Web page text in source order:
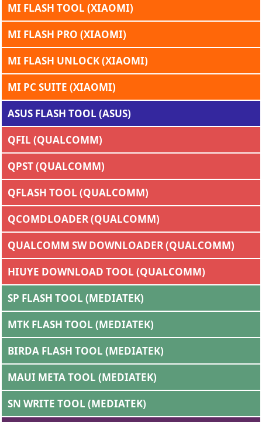
MI FLASH TOOL (XIAOMI)
MI FLASH PRO (XIAOMI)
MI FLASH UNLOCK (XIAOMI)
MI PC SUITE (XIAOMI)
ASUS FLASH TOOL (ASUS)
QFIL (QUALCOMM)
QPST (QUALCOMM)
QFLASH TOOL (QUALCOMM)
QCOMDLOADER (QUALCOMM)
QUALCOMM SW DOWNLOADER (QUALCOMM)
HIUYE DOWNLOAD TOOL (QUALCOMM)
SP FLASH TOOL (MEDIATEK)
MTK FLASH TOOL (MEDIATEK)
BIRDA FLASH TOOL (MEDIATEK)
MAUI META TOOL (MEDIATEK)
SN WRITE TOOL (MEDIATEK)